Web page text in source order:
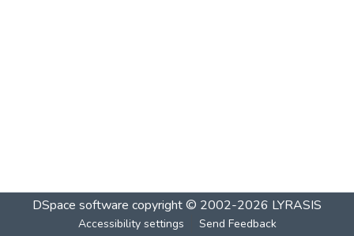
DSpace software copyright © 2002-2026 LYRASIS
Accessibility settings Send Feedback